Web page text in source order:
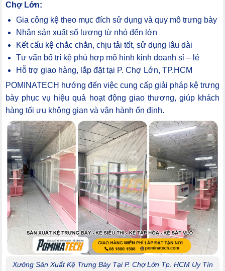
Chợ Lớn:
Gia công kệ theo mục đích sử dụng và quy mô trưng bày
Nhận sản xuất số lượng từ nhỏ đến lớn
Kết cấu kệ chắc chắn, chịu tải tốt, sử dụng lâu dài
Tư vấn bố trí kệ phù hợp mô hình kinh doanh sỉ – lẻ
Hỗ trợ giao hàng, lắp đặt tại P. Chợ Lớn, TP.HCM
POMINATECH hướng đến việc cung cấp giải pháp kệ trưng
bày phục vụ hiệu quả hoạt động giao thương, giúp khách
hàng tối ưu không gian và vận hành ổn định.
Xưởng Sản Xuất Kệ Trưng Bày Tại P. Chợ Lớn Tp. HCM Uy Tín